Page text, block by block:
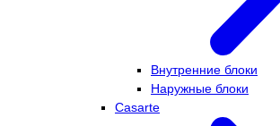
Внутренние блоки
Наружные блоки
Casarte